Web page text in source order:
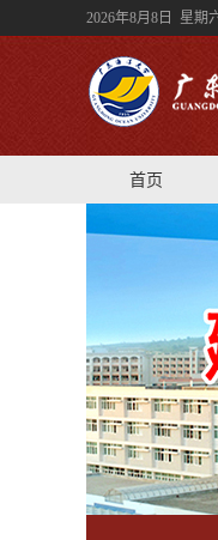
2026年8月8日 星期
首页